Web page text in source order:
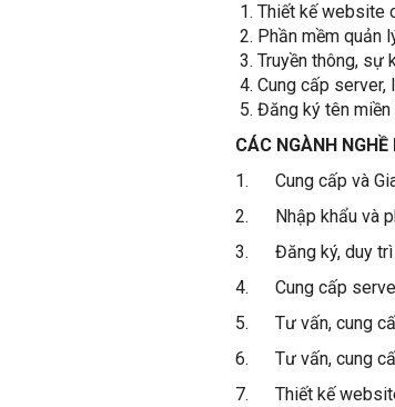
Thiết kế website
Phần mềm quản
Truyền thông, sự
Cung cấp
Đăng ký tên miền
CÁC NGÀNH
1. Cung cấp và
2. Nhập khẩu và
3. Đăng ký, duy trì
4. Cung cấp server
5. Tư vấn, cung
6. Tư vấn, cung
7. Thiết kế website